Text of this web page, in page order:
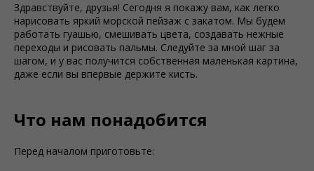
Здравствуйте, друзья! Сегодня я покажу вам, как легко
нарисовать яркий морской пейзаж с закатом. Мы будем
работать гуашью, смешивать цвета, создавать нежные
переходы и рисовать пальмы. Следуйте за мной шаг за
шагом, и у вас получится собственная маленькая картина,
даже если вы впервые держите кисть.
Что нам понадобится
Перед началом приготовьте: